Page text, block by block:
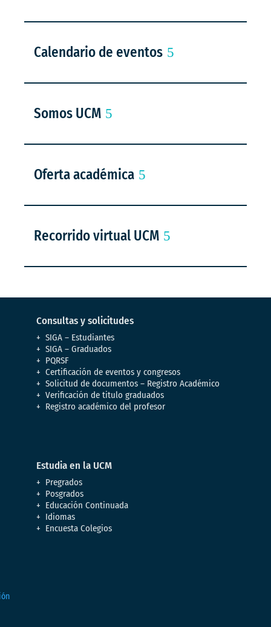
Calendario de eventos
Somos UCM
Oferta académica
Recorrido virtual UCM
Consultas y solicitudes
SIGA – Estudiantes
SIGA – Graduados
PQRSF
Certificación de eventos y congresos
Solicitud de documentos – Registro Académico
Verificación de titulo graduados
Registro académico del profesor
Estudia en la UCM
Pregrados
Posgrados
Educación Continuada
Idiomas
Encuesta Colegios